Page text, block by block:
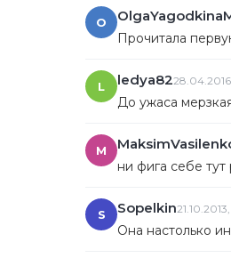
O
Прочитала
L ledya82
До ужаса
M
ни фига себе
S Sopelkin
Она настолько